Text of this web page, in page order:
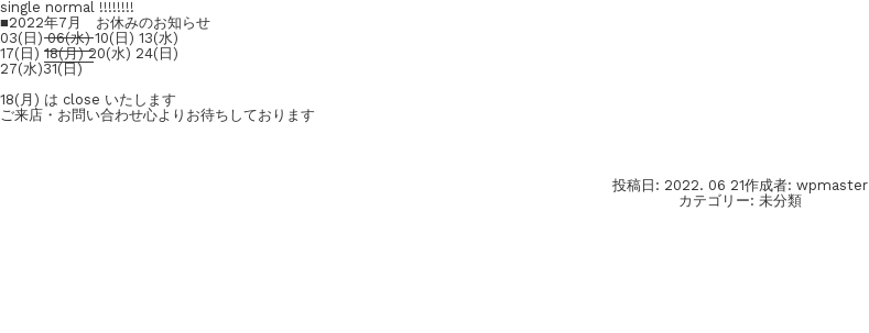
single normal !!!!!!!!
■2022年7月 お休みのお知らせ
03(日) 06(水) 10(日) 13(水)
17(日) 18(月) 20(水) 24(日)
27(水)31(日)
18(月) は close いたします
ご来店・お問い合わせ心よりお待ちしております
投稿日: 2022. 06 21作成者: wpmaster
カテゴリー: 未分類